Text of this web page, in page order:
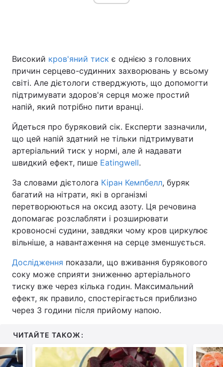
Високий кров'яний тиск є однією з головних
причин серцево-судинних захворювань у всьому
світі. Але дієтологи стверджують, що допомогти
підтримувати здоров'я серця може простий
напій, який потрібно пити вранці.
Йдеться про буряковий сік. Експерти зазначили,
що цей напій здатний не тільки підтримувати
артеріальний тиск у нормі, але й надавати
швидкий ефект, пише Eatingwell.
За словами дієтолога Кіран Кемпбелл, буряк
багатий на нітрати, які в організмі
перетворюються на оксид азоту. Ця речовина
допомагає розслабляти і розширювати
кровоносні судини, завдяки чому кров циркулює
вільніше, а навантаження на серце зменшується.
Дослідження показали, що вживання бурякового
соку може сприяти зниженню артеріального
тиску вже через кілька годин. Максимальний
ефект, як правило, спостерігається приблизно
через 3 години після прийому напою.
ЧИТАЙТЕ ТАКОЖ: